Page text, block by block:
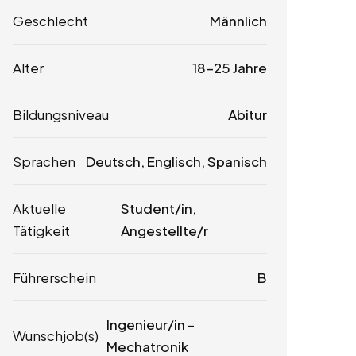
Geschlecht Männlich
Alter 18-25 Jahre
Bildungsniveau Abitur
Sprachen Deutsch, Englisch, Spanisch
Aktuelle
Tätigkeit
Student/in,
Angestellte/r
Führerschein B
Wunschjob(s)
Ingenieur/in –
Mechatronik